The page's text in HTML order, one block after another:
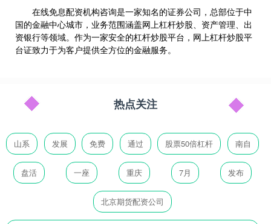
在线免息配资机构咨询是一家知名的证券公司，总部位于中
国的金融中心城市，业务范围涵盖网上杠杆炒股、资产管理、出
资银行等领域。作为一家安全的杠杆炒股平台，网上杠杆炒股平
台证致力于为客户提供全方位的金融服务。
热点关注
山系 发展 免费 通过 股票50倍杠杆 南自
盘活 一座 重庆 7月 发布
北京期货配资公司